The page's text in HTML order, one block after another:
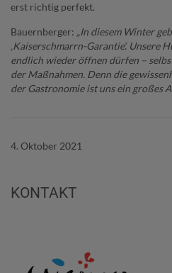
erst richtig perfekt.
Bauernberger: „In diesem Winter
‚Kaiserschmarrn-Garantie‘. Unsere
endlich wieder öffnen dürfen –
der Maßnahmen. Denn die
der Gastronomie ist uns ein großes
4. Oktober 2021
KONTAKT